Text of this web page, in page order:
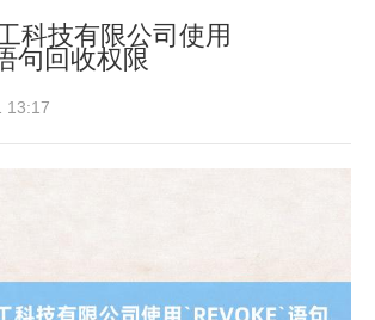
科技有限公司使用
句回收权限
13:17